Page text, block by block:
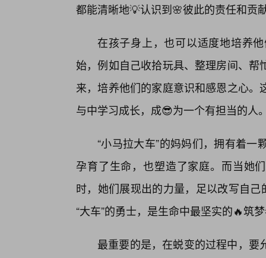
都能清晰地💡认识到🌸彼此的责任和贡
在孩子身上，也可以适度地培养
始，例如自己收拾玩具、整理房间、
来，培养他们的家庭意识和感恩之心
与中学习成长，成😎为一个有担当的人
“小马拉大车”的妈妈们，拥有着
孕育了生命，也塑造了家庭。而当她
时，她们展现出的力量，足以改写自
“大车”的勇士，是生命中最坚实的🔥筑
最重要的是，在蜕变的过程中，